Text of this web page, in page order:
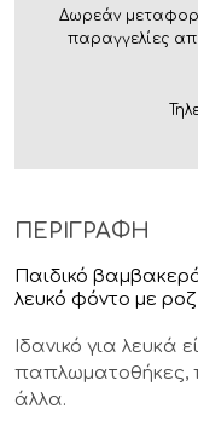
Δωρεάν
παραγγελίες
ΠΕΡΙΓΡΑΦΗ
Παιδικό
λευκό φόντο με
Ιδανικό για λευκά
παπλωματοθήκες,
άλλα.